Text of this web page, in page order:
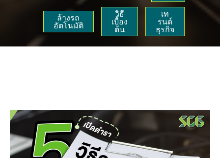
ล้างรถ
อัตโนมัติ
วิธี
เบื้อง
ต้น
เท
รนด์
ธุรกิจ